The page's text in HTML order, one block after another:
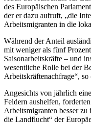
des Europäischen
der er dazu aufruft, „die
Arbeitsmigranten in die
Während der Anteil
mit weniger als fünf
Saisonarbeitskräfte – und
wesentliche Rolle bei der
Arbeitskräftenachfrage“,
Angesichts von jährlich
Feldern aushelfen,
Arbeitsmigranten besser
die Landflucht“ der